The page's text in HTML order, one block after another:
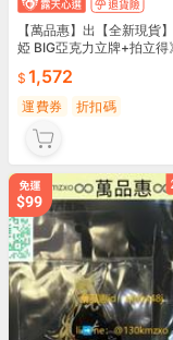
【萬品惠】出【全新現貨
婭 BIG亞克力立牌+拍立得
1,572
運費券 折扣碼